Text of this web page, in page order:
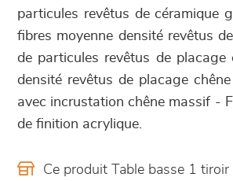
particules revêtus de céramique
fibres moyenne densité revêtus
de particules revêtus de placage
densité revêtus de placage
avec incrustation chêne massif -
de finition acrylique.
Ce produit Table basse 1